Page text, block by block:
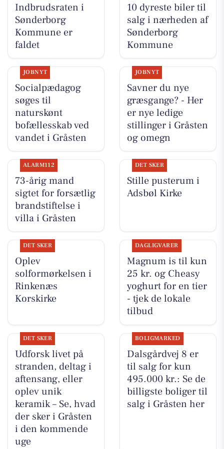
Indbrudsraten i
Sønderborg
Kommune er
faldet
10 dyreste biler til
salg i nærheden af
Sønderborg
Kommune
JOBNYT
Socialpædagog
søges til
naturskønt
bofællesskab ved
vandet i Gråsten
JOBNYT
Savner du nye
græsgange? - Her
er nye ledige
stillinger i Gråsten
og omegn
ALARM112
73-årig mand
sigtet for forsætlig
brandstiftelse i
villa i Gråsten
DET SKER
Stille pusterum i
Adsbøl Kirke
DET SKER
Oplev
solformørkelsen i
Rinkenæs
Korskirke
DAGLIGVARER
Magnum is til kun
25 kr. og Cheasy
yoghurt for en tier
- tjek de lokale
tilbud
DET SKER
Udforsk livet på
stranden, deltag i
aftensang, eller
oplev unik
keramik – Se, hvad
der sker i Gråsten
i den kommende
uge
BOLIGMARKED
Dalsgårdvej 8 er
til salg for kun
495.000 kr.: Se de
billigste boliger til
salg i Gråsten her